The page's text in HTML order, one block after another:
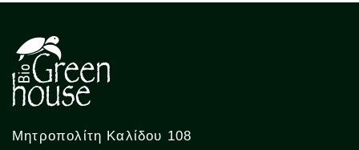
Μητροπολίτη Καλίδου 108